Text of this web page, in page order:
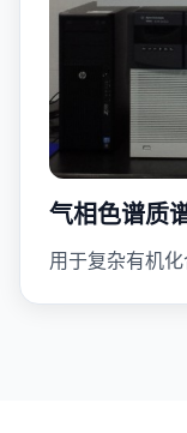
气相色谱质
用于复杂有机